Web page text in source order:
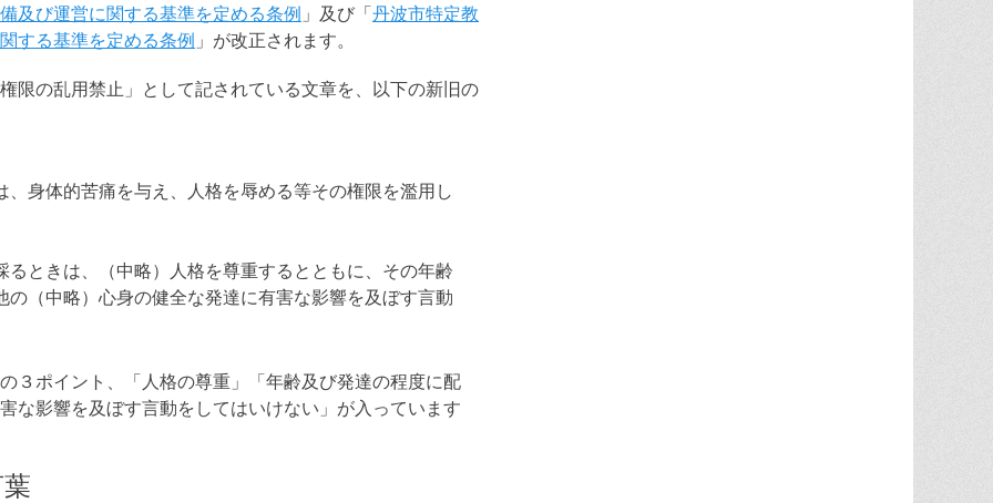
及び運営に関する基準を定める条例 」及び「丹波市特定教
する基準を定める条例 」が改正されます。
の乱用禁止」として記されている文章を、以下の新旧の
身体的苦痛を与え、人格を辱める等その権限を濫用し
るときは、（中略）人格を尊重するとともに、その年齢
（中略）心身の健全な発達に有害な影響を及ぼす言動
ポイント、「人格の尊重」「年齢及び発達の程度に配
な影響を及ぼす言動をしてはいけない」が入っています